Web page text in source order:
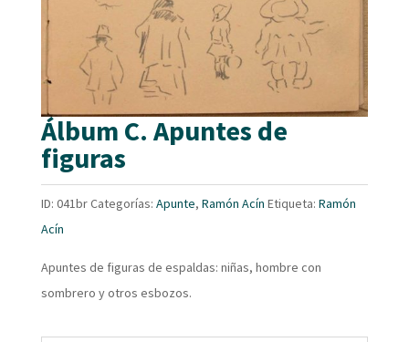
Álbum C. Apuntes de
figuras
ID: 041brCategorías: Apunte, Ramón Acín Etiqueta: Ramón
Acín
Apuntes de figuras de espaldas: niñas, hombre con
sombrero y otros esbozos.